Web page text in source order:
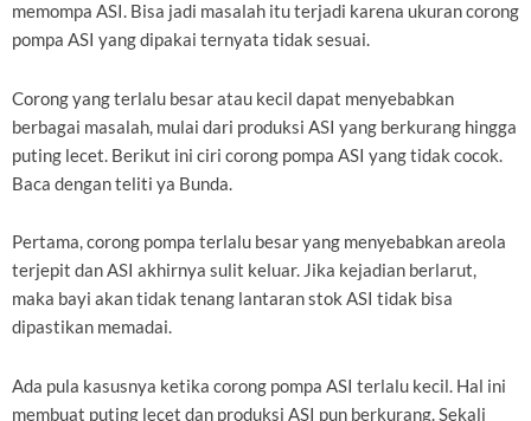
memompa ASI. Bisa jadi masalah itu terjadi karena ukuran corong
pompa ASI yang dipakai ternyata tidak sesuai.
Corong yang terlalu besar atau kecil dapat menyebabkan
berbagai masalah, mulai dari produksi ASI yang berkurang hingga
puting lecet. Berikut ini ciri corong pompa ASI yang tidak cocok.
Baca dengan teliti ya Bunda.
Pertama, corong pompa terlalu besar yang menyebabkan areola
terjepit dan ASI akhirnya sulit keluar. Jika kejadian berlarut,
maka bayi akan tidak tenang lantaran stok ASI tidak bisa
dipastikan memadai.
Ada pula kasusnya ketika corong pompa ASI terlalu kecil. Hal ini
membuat puting lecet dan produksi ASI pun berkurang. Sekali